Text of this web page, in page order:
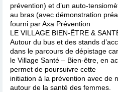
prévention) et d’un auto-
au bras (avec démonstration
fourni par Axa Prévention
LE VILLAGE BIEN-ÊTRE &
Autour du bus et des stands
dans le parcours de dépistage
le Village Santé – Bien-être, en
permet de poursuivre cette
initiation à la prévention avec de
autour de la santé des femmes.